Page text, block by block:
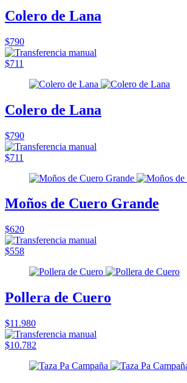
Colero de Lana
$790
$711
Colero de Lana
$790
$711
Moños de Cuero Grande
$620
$558
Pollera de Cuero
$11.980
$10.782